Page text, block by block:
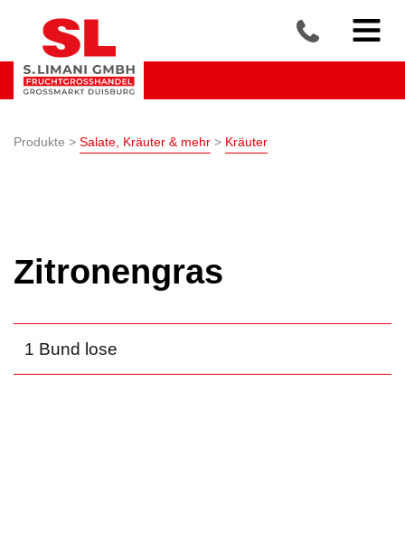
Produkte > Salate, Kräuter & mehr> Kräuter
Zitronengras
1 Bund lose